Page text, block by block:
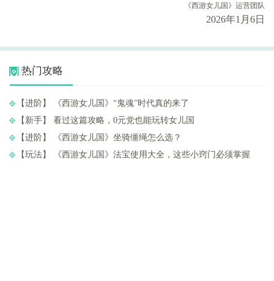
《西游女儿国》运营团队
2026年1月6日
热门攻略
【进阶】 ​《西游女儿国》“鬼魂”时代真的来了
【新手】 ​看过这篇攻略，0元党也能玩转女儿国
【进阶】 ​《西游女儿国》坐骑缰绳怎么选？
【玩法】 ​《西游女儿国》法宝使用大全，这些小窍门必须掌握